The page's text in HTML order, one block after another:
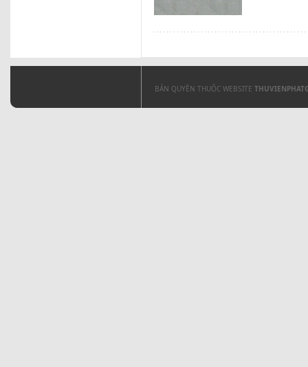
BẢN QUYỀN THUỘC WEBSITE